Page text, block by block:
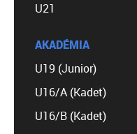
U21
AKADÉMIA
U19 (Junior)
U16/A (Kadet)
U16/B (Kadet)